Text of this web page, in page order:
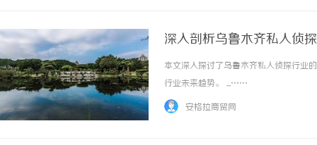
深入剖析乌鲁木齐私人侦
本文深入探讨了乌鲁木齐私人侦探行业
行业未来趋势。 ...……
安格拉商贸网
制造业的“工艺护城河”：商业秘密律师如何
守住车间里的“Know-how”